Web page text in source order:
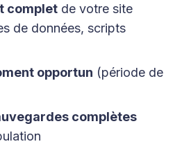
completde votre site
de données, scripts
opportun (période de
complètes